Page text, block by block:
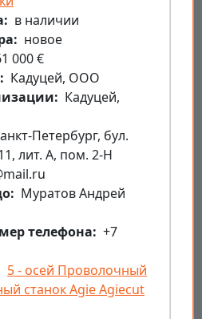
в наличии
новое
000 €
Кадуцей, ООО
Кадуцей,
Петербург, бул.
лит. А, пом. 2-Н
Муратов Андрей
телефона
+7
5 - осей Проволочный
станок Agie Agiecut